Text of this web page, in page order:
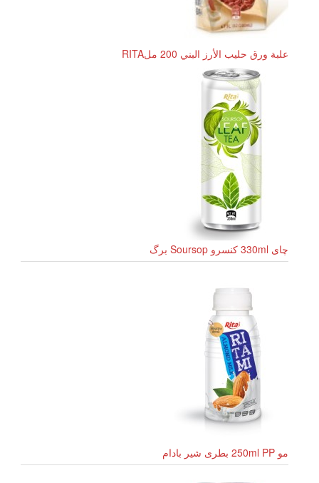
علبة ورق حليب الأرز البني 200 ملRITA
چای 330ml کنسرو Soursop برگ
مو 250ml PP بطری شیر بادام